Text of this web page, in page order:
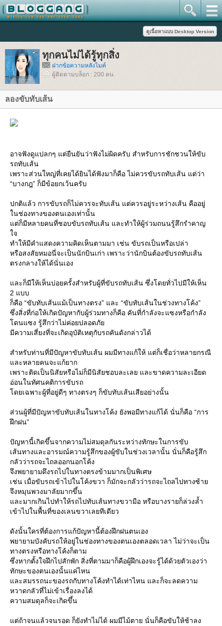
ทุกคนไม่ได้รู้ทุกสิ่ง
ฝากข้อความหลังไมค์
ผู้ติดตามบล็อก : 200 คน
ลองขับทับเส้น
อาจฟังดูแปลกๆ แต่ยืนยันว่าฟังไม่ผิดครับ สำหรับการชักชวนให้ขับ
รถทับเส้น
เพราะส่วนใหญ่ที่เคยได้ยินได้ฟังมาก็คือ ไม่ควรขับรถทับเส้น แต่ว่า
“บางกฎ” ก็มีข้อยกเว้นครับ
ปกติแล้ว การขับรถก็ไม่ควรจะทับเส้น แต่ควรอยู่ระหว่างเส้น คืออยู่
นช่องทางของตนเองเท่านั้น
ต่ก็มีหลายคนที่ชอบขับรถทับเส้น และทำให้ผู้ร่วมถนนรู้สึกรำคาญ
จ
ทำให้มีคำแสดงความคิดเห็นตามมา เช่น ขับรถเป็นหรือเปล่า
หรือสงสัยหมอนี่จะเป็นนักบินเก่า เพราะว่านักบินต้องขับรถทับเส้น
ตรงกลางให้ได้นั่นเอง
ละก็มีให้เห็นบ่อยครั้งสำหรับผู้ที่ขับรถทับเส้น ซึ่งโดยทั่วไปมีให้เห็น
2 แบบ
ก็คือ “ขับทับเส้นแม้เป็นทางตรง” และ “ขับทับเส้นในช่วงทางโค้ง”
ซึ่งสิ่งที่ก่อให้เกิดปัญหากับผู้ร่วมทางก็คือ คันที่กำลังจะแซงหรือกำลัง
ดนแซง รู้สึกว่าไม่ค่อยปลอดภั
มีความเสี่ยงที่จะเกิดอุบัติเหตุกับรถคันดังกล่าวได้
สำหรับท่านที่มีปัญหาขับทับเส้น ผมมีทางแก้ให้ แต่ก็เชื่อว่าหลายกรณี
ละหลายคนจะแก้ยาก
เพราะติดเป็นนิสัยหรือไม่ก็มีนิสัยชอบละเลย และขาดความละเอียด
อ่อนในทัศนคติการขับรถ
ดยเฉพาะผู้ที่อยู่ดีๆ ทางตรงๆ ก็ขับทับเส้นเสียอย่างนั้น
ส่วนผู้ที่มีปัญหาขับทับเส้นในทางโค้ง ยังพอมีทางแก้ได้ นั่นก็คือ “การ
ฝึกฝน”
ปัญหานี้เกิดขึ้นจากความไม่สมดุลกันระหว่างทักษะในการขับ
เส้นทางและอารมณ์ความรู้สึกของผู้ขับในช่วงเวลานั้น นั่นก็คือรู้สึก
กลัวว่ารถจะไถลออกนอกโค้ง
จึงพยายามดึงรถไปในทางตรงข้ามมากเป็นพิเศษ
เช่น เมื่อขับรถเข้าไปในโค้งขวา ก็มักจะกลัวว่ารถจะไถลไปทางซ้า
จึงหมุนพวงมาลัยมากขึ้น
ละมากเกินไปทำให้รถไปทับเส้นทางขวามือ หรือบางรายก็ล่วงล้ำ
เข้าไปในพื้นที่ของเลนขวาเลยทีเดียว
ดังนั้นใครที่ต้องการแก้ปัญหานี้ต้องฝึกฝนตนเอง
พยายามบังคับรถให้อยู่ในช่องทางของตนเองตลอดเวลา ไม่ว่าจะเป็น
ทางตรงหรือทางโค้งก็ตาม
ซึ่งหากตั้งใจฝึกไปสักพัก สิ่งที่ตามมาก็คือผู้ฝึกเองจะรู้ได้ด้วยตัวเองว่า
ทักษะของตนเองนั้นแค่ไหน
ละสมรรถนะของรถกับทางโค้งทำได้เท่าไหน และก็จะลดความ
หวาดกลัวที่ไม่เข้าเรื่องลงได้
ความสมดุลก็จะเกิดขึ้น
ต่ถ้าจนแล้วจนรอด ก็ยังทำไม่ได้ ผมมีไม้ตาย นั่นก็คือขับให้ช้าลง